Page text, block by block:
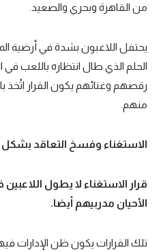
القسم الثاني
أمم إفريقيا
كرة السلة الأمريكية
كرة يد
الوطن العربي
من القاهرة وبحري والصعيد.
يحتفل اللاعبون بشدة في أرضية
الحلم الذي طال انتظاره باللعب في
رقصهم وغنائهم يكون القرار اتُخذ
منهم.
الاستغناء وفسخ التعاقد
قرار الاستغناء لا يطول
الأحيان مدربيهم أيضا.
تلك القرارات يكون ظن الإدارات